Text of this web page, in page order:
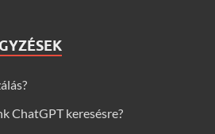
ChatGPT keresésre?